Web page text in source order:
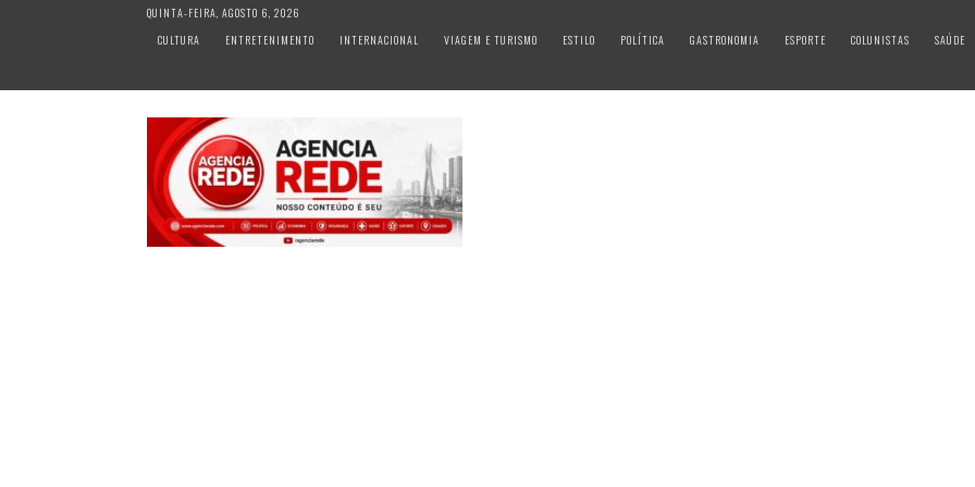
QUINTA-FEIRA, AGOSTO 6, 2026
CULTURA
ENTRETENIMENTO INTERNACIONAL VIAGEM E TURISMO ESTILO POLÍTICA GASTRONOMIA ESPORTE COLUNISTAS SAÚDE